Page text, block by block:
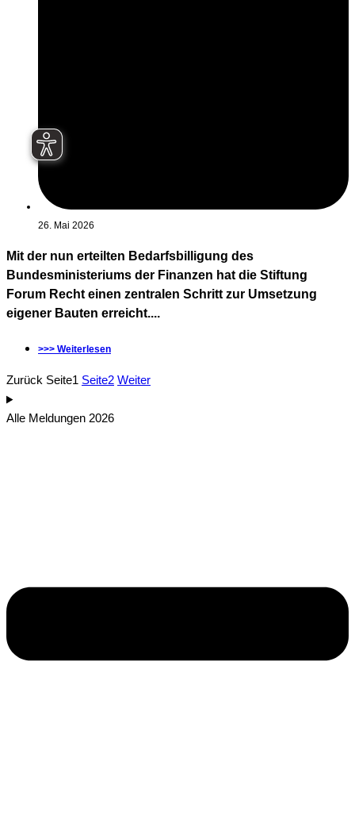
26. Mai 2026
Mit der nun erteilten Bedarfsbilligung des
Bundesministeriums der Finanzen hat die Stiftung
Forum Recht einen zentralen Schritt zur Umsetzung
eigener Bauten erreicht....
>>> Weiterlesen
Zurück Seite1 Seite2 Weiter
Alle Meldungen 2026